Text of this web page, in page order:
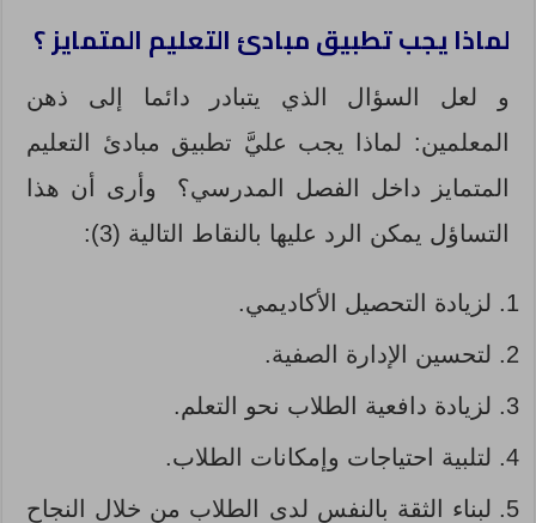
لماذا يجب تطبيق مبادئ التعليم المتمايز ؟
و لعل السؤال الذي يتبادر دائما إلى ذهن
المعلمين: لماذا يجب عليَّ تطبيق مبادئ التعليم
المتمايز داخل الفصل المدرسي؟ وأرى أن هذا
التساؤل يمكن الرد عليها بالنقاط التالية (3)
:
لزيادة التحصيل الأكاديمي.
لتحسين الإدارة الصفية.
لزيادة دافعية الطلاب نحو التعلم.
لتلبية احتياجات وإمكانات الطلاب.
لبناء الثقة بالنفس لدى الطلاب من خلال النجاح